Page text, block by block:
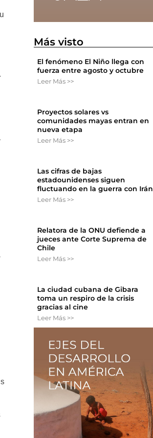
Más visto
El fenómeno El Niño llega con
fuerza entre agosto y octubre
Leer Más >>
Proyectos solares vs
comunidades mayas entran en
nueva etapa
Leer Más >>
Las cifras de bajas
estadounidenses siguen
fluctuando en la guerra con Irán
Leer Más >>
Relatora de la ONU defiende a
jueces ante Corte Suprema de
Chile
Leer Más >>
La ciudad cubana de Gibara
toma un respiro de la crisis
gracias al cine
Leer Más >>